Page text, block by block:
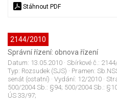
Stáhnout PDF
2144/2010
Správní řízení: obnova řízení
Datum: 13.05.2010 · Sbírkové č.:
Typ: Rozsudek (SJS) · Pramen:
senát (ostatní) · Vydání: 12/2010 ·
500/2004 Sb.: §94; 500/2004 Sb.:
ÚS 33/97;